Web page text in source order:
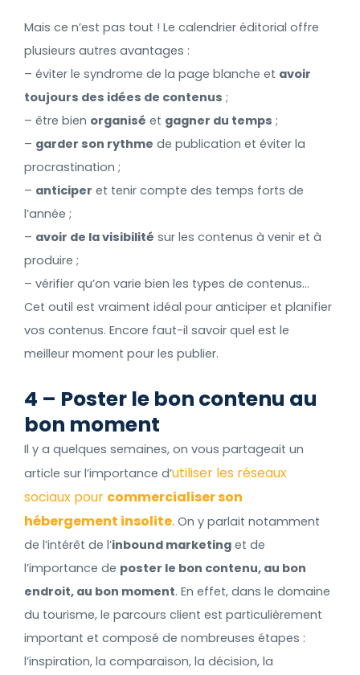
Mais ce n’est pas tout ! Le calendrier éditorial offre
plusieurs autres avantages :
– éviter le syndrome de la page blanche et avoir
toujours des idées de contenus ;
– être bien organisé et gagner du temps ;
– garder son rythme de publication et éviter la
procrastination ;
– anticiper et tenir compte des temps forts de
l’année ;
– avoir de la visibilité sur les contenus à venir et à
produire ;
– vérifier qu’on varie bien les types de contenus…
Cet outil est vraiment idéal pour anticiper et planifier
vos contenus. Encore faut-il savoir quel est le
meilleur moment pour les publier.
4 – Poster le bon contenu au
bon moment
Il y a quelques semaines, on vous partageait un
article sur l’importance d’utiliser les réseaux
sociaux pour commercialiser son
hébergement insolite. On y parlait notamment
de l’intérêt de l’inbound marketing et de
l’importance de poster le bon contenu, au bon
endroit, au bon moment. En effet, dans le domaine
du tourisme, le parcours client est particulièrement
important et composé de nombreuses étapes :
l’inspiration, la comparaison, la décision, la